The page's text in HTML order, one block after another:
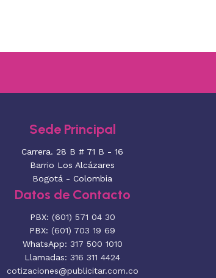
Sede Principal
Carrera. 28 B # 71 B - 16
Barrio Los Alcázares
Bogotá - Colombia
Datos de Contacto
PBX: (601) 571 04 30
PBX: (601) 703 19 69
WhatsApp: 317 500 1010
Llamadas:316 311 4424
cotizaciones@publicitar.com.co